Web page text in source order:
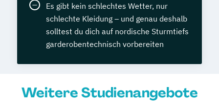
Es gibt kein schlechtes Wetter, nur
schlechte Kleidung – und genau deshalb
solltest du dich auf nordische Sturmtiefs
garderobentechnisch vorbereiten
Weitere Studienangebote